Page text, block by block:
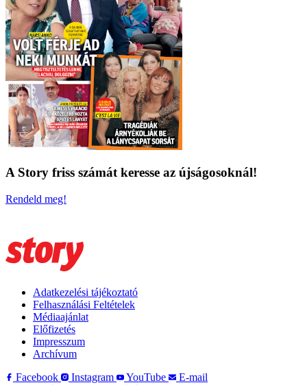
A Story friss számát keresse az újságosoknál!
Rendeld meg!
Adatkezelési tájékoztató
Felhasználási Feltételek
Médiaajánlat
Előfizetés
Impresszum
Archívum
Facebook
Instagram YouTube
E-mail